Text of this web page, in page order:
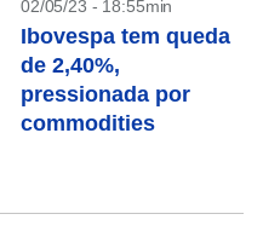
02/05/23 - 18:55min
Ibovespa tem queda
de 2,40%,
pressionada por
commodities